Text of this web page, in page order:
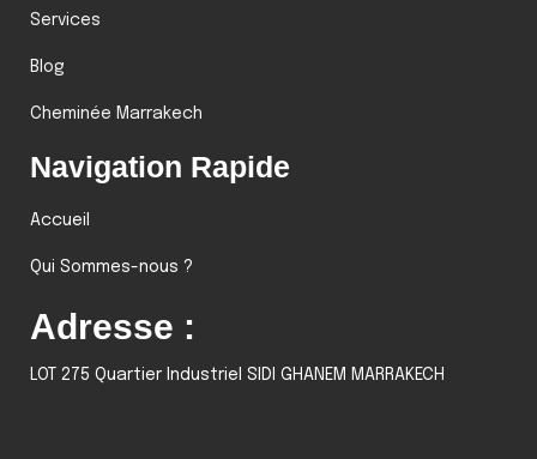
Services
Blog
Cheminée Marrakech
Navigation Rapide
Accueil
Qui Sommes-nous ?
Adresse :
LOT 275 Quartier Industriel SIDI GHANEM MARRAKECH